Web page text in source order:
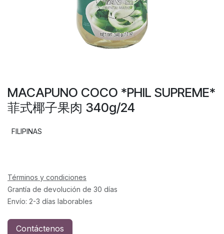
MACAPUNO COCO *PHIL SUPREME*
菲式椰子果肉 340g/24
FILIPINAS
Términos y condiciones
Grantía de devolución de 30 días
Envío: 2-3 días laborables
Contáctenos